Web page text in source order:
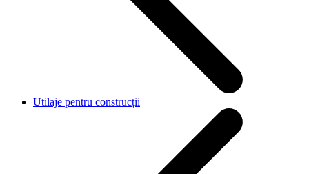
Utilaje pentru construcții